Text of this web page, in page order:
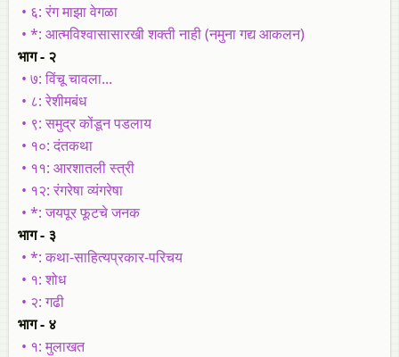
• ६: रंग माझा वेगळा
• *: आत्मविश्वासासारखी शक्ती नाही (नमुना गद्य आकलन)
भाग - २
• ७: विंचू चावला...
• ८: रेशीमबंध
• ९: समुद्र कोंडून पडलाय
• १०: दंतकथा
• ११: आरशातली स्त्री
• १२: रंगरेषा व्यंगरेषा
• *: जयपूर फूटचे जनक
भाग - ३
• *: कथा-साहित्यप्रकार-परिचय
• १: शोध
• २: गढी
भाग - ४
• १: मुलाखत